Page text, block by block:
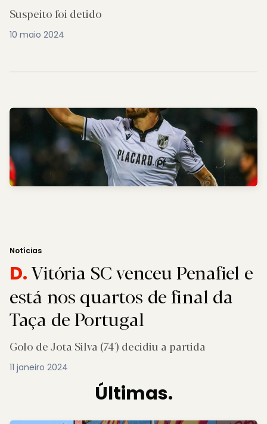
Suspeito foi detido
10 maio 2024
Notícias
D.Vitória SC venceu Penafiel e
está nos quartos de final da
Taça de Portugal
Golo de Jota Silva (74') decidiu a partida
11 janeiro 2024
Últimas.